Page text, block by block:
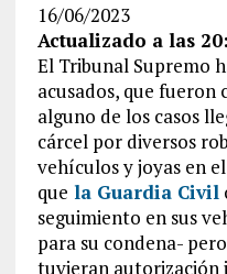
16/06/2023
Actualizado a las
El Tribunal Supremo
acusados, que fueron
alguno de los casos
cárcel por diversos
vehículos y joyas en
que la Guardia Civil
seguimiento en sus
para su condena-
tuvieran autorización